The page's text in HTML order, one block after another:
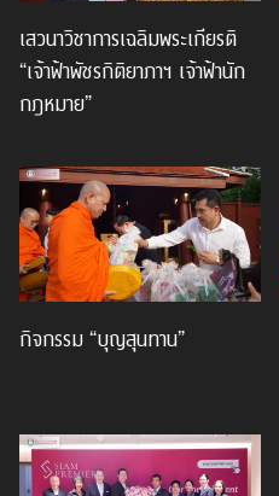
เสวนาวิชาการเฉลิมพระเกียรติ
“เจ้าฟ้าพัชรกิติยาภาฯ เจ้าฟ้านัก
กฎหมาย”
กิจกรรม “บุญสุนทาน”